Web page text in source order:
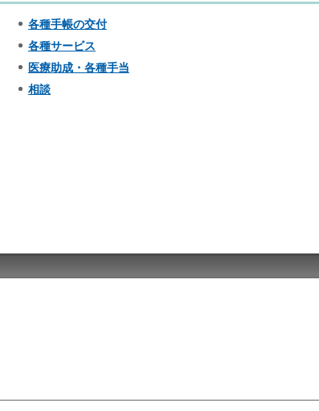
各種手帳の交付
各種サービス
医療助成・各種手当
相談